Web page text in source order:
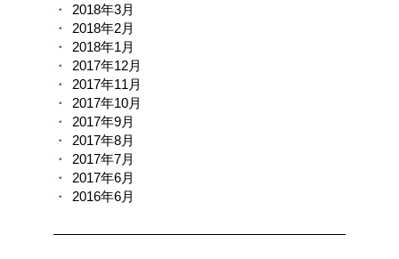
2018年3月
2018年2月
2018年1月
2017年12月
2017年11月
2017年10月
2017年9月
2017年8月
2017年7月
2017年6月
2016年6月